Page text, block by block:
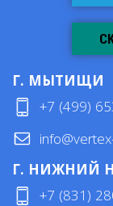
Г. МЫТИЩИ
+7 (499)
Г. НИЖНИЙ
+7 (831)